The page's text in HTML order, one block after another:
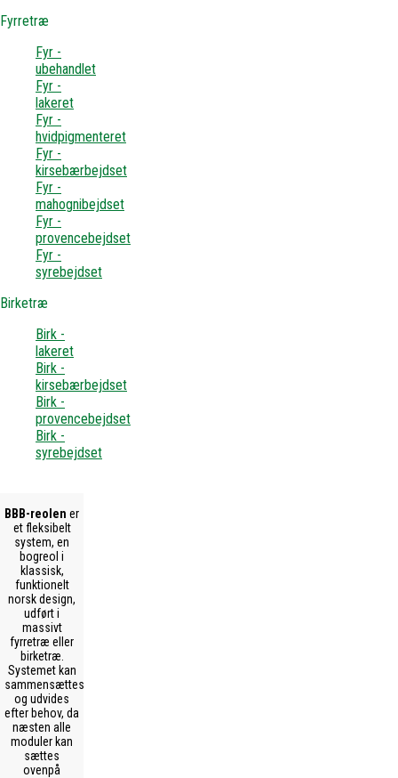
Fyrretræ
Fyr -
ubehandlet
Fyr -
lakeret
Fyr -
hvidpigmenteret
Fyr -
kirsebærbejdset
Fyr -
mahognibejdset
Fyr -
provencebejdset
Fyr -
syrebejdset
Birketræ
Birk -
lakeret
Birk -
kirsebærbejdset
Birk -
provencebejdset
Birk -
syrebejdset
BBB-reolen er
et fleksibelt
system, en
bogreol i
klassisk,
funktionelt
norsk design,
udført i
massivt
fyrretræ eller
birketræ.
Systemet kan
sammensættes
og udvides
efter behov, da
næsten alle
moduler kan
sættes
ovenpå